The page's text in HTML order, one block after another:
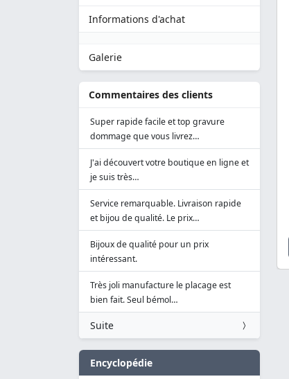
Informations d'achat
Galerie
Commentaires des clients
Super rapide facile et top gravure
dommage que vous livrez…
J'ai découvert votre boutique en ligne et
je suis très…
Service remarquable. Livraison rapide
et bijou de qualité. Le prix…
Bijoux de qualité pour un prix
intéressant.
Très joli manufacture le placage est
bien fait. Seul bémol…
Suite
Encyclopédie